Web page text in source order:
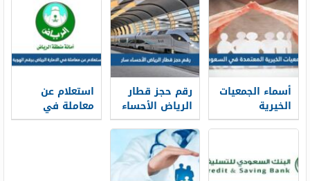
أسماء الجمعيات
الخيرية
المعتمدة في
السعودية
رقم حجز قطار
الرياض الأحساء
سار محطة
القطار الموحد
1448
استعلام عن
معاملة في
الامارة الرياض